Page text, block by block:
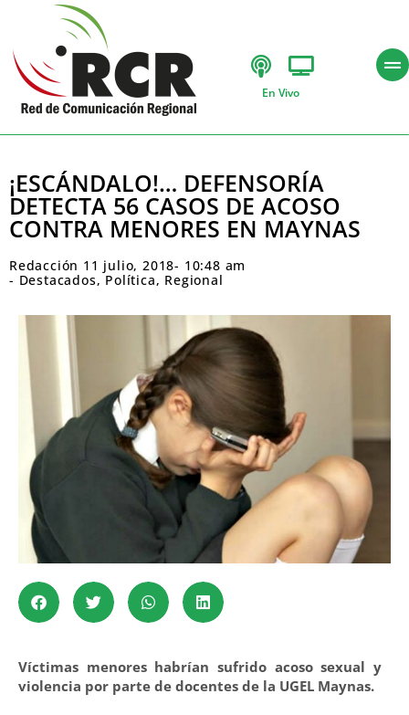
En Vivo
¡ESCÁNDALO!… DEFENSORÍA
DETECTA 56 CASOS DE ACOSO
CONTRA MENORES EN MAYNAS
Redacción 11 julio, 2018- 10:48 am
- Destacados, Política, Regional
Víctimas menores habrían sufrido acoso sexual y
violencia por parte de docentes de la UGEL Maynas.